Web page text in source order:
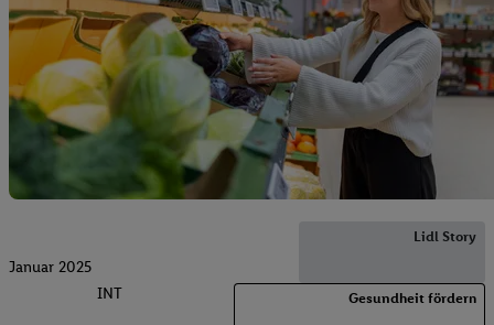
Januar 2025
INT
Lidl Story
Gesundheit fördern